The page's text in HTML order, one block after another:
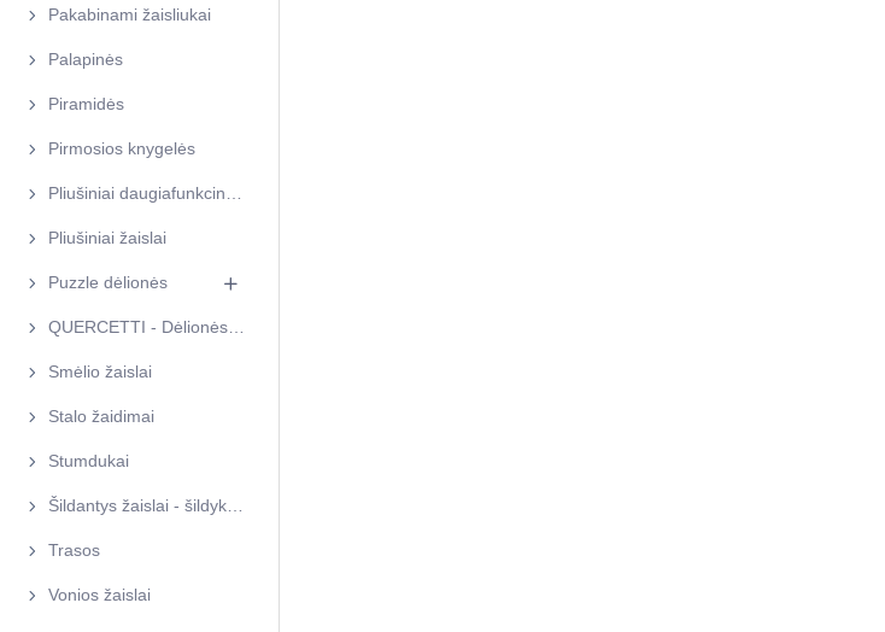
Pakabinami žaisliukai
Palapinės
Piramidės
Pirmosios knygelės
Pliušiniai žaislai
Puzzle dėlionės
Smėlio žaislai
Stalo žaidimai
Stumdukai
Trasos
Vonios žaislai